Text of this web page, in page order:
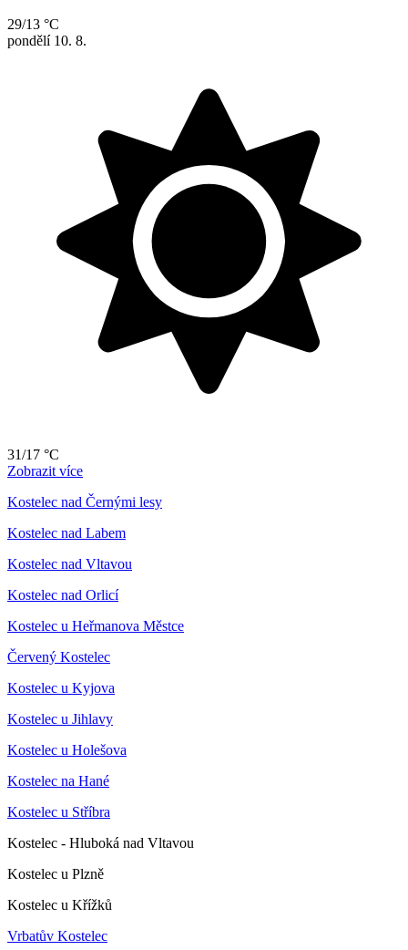
29/13 °C
pondělí 10. 8.
31/17 °C
Zobrazit více
Kostelec nad Černými lesy
Kostelec nad Labem
Kostelec nad Vltavou
Kostelec nad Orlicí
Kostelec u Heřmanova Městce
Červený Kostelec
Kostelec u Kyjova
Kostelec u Jihlavy
Kostelec u Holešova
Kostelec na Hané
Kostelec u Stříbra
Kostelec - Hluboká nad Vltavou
Kostelec u Plzně
Kostelec u Křížků
Vrbatův Kostelec